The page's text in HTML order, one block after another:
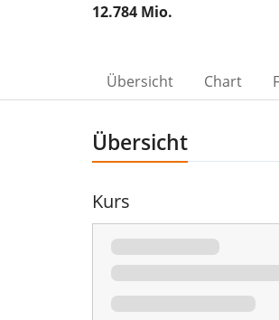
12.784 Mio.
Übersicht Chart
Übersicht
Kurs